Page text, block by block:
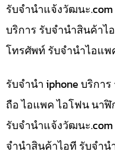
รับจํานําแจ้งวัฒนะ
บริการ รับจำนำสินค้าไ
โทรศัพท์ รับจำนำไอแพ
รับจำนำ iphone บริกา
ถือ ไอแพค ไอโฟน นา
รับจํานําแจ้งวัฒนะ
จำนำสินค้าไอที รับจำ